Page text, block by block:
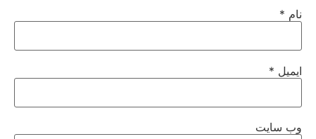
نام *
ایمیل *
وب‌ سایت